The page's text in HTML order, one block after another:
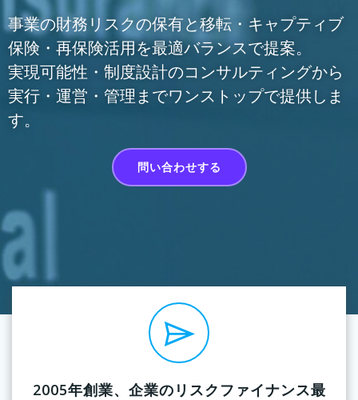
事業の財務リスクの保有と移転・キャプティブ
保険・再保険活用を最適バランスで提案。
実現可能性・制度設計のコンサルティングから
実行・運営・管理までワンストップで提供しま
す。
問い合わせする
2005年創業、企業のリスクファイナンス最